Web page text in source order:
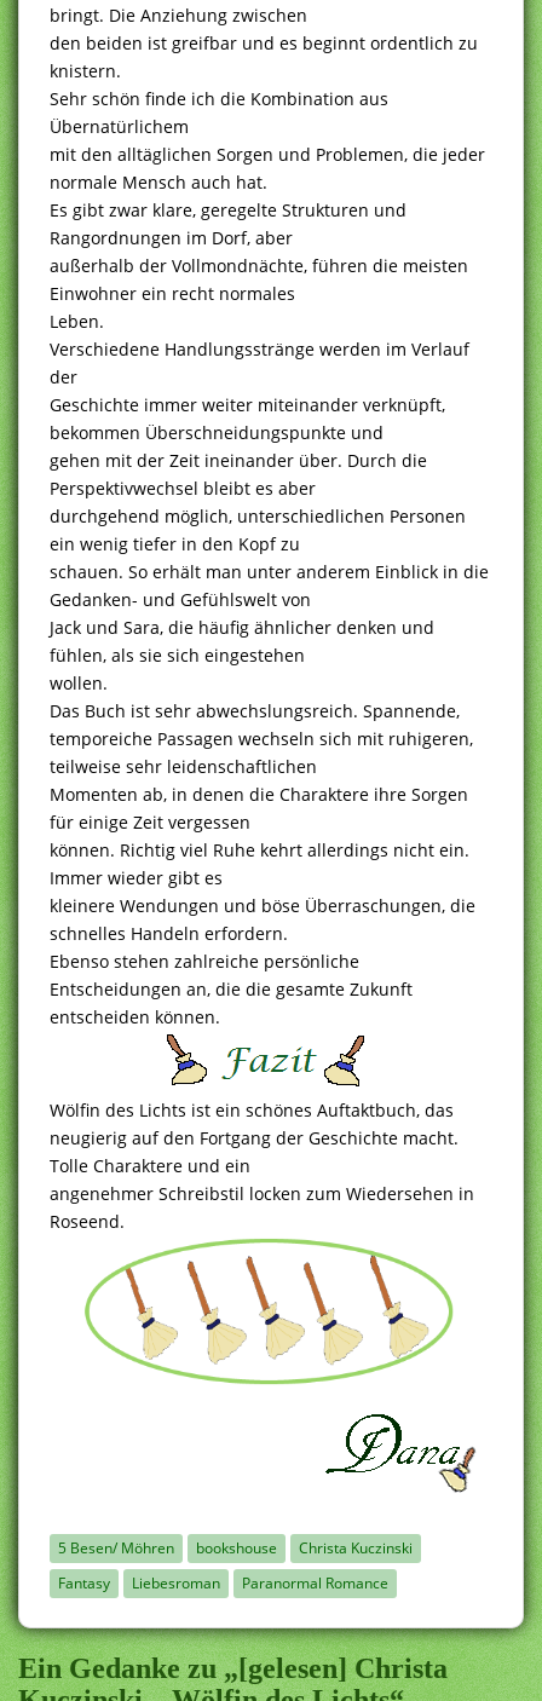
bringt. Die Anziehung zwischen
den beiden ist greifbar und es beginnt ordentlich zu
knistern.
Sehr schön finde ich die Kombination aus
Übernatürlichem
mit den alltäglichen Sorgen und Problemen, die jeder
normale Mensch auch hat.
Es gibt zwar klare, geregelte Strukturen und
Rangordnungen im Dorf, aber
außerhalb der Vollmondnächte, führen die meisten
Einwohner ein recht normales
Leben.
Verschiedene Handlungsstränge werden im Verlauf
der
Geschichte immer weiter miteinander verknüpft,
bekommen Überschneidungspunkte und
gehen mit der Zeit ineinander über. Durch die
Perspektivwechsel bleibt es aber
durchgehend möglich, unterschiedlichen Personen
ein wenig tiefer in den Kopf zu
schauen. So erhält man unter anderem Einblick in die
Gedanken- und Gefühlswelt von
Jack und Sara, die häufig ähnlicher denken und
fühlen, als sie sich eingestehen
wollen.
Das Buch ist sehr abwechslungsreich. Spannende,
temporeiche Passagen wechseln sich mit ruhigeren,
teilweise sehr leidenschaftlichen
Momenten ab, in denen die Charaktere ihre Sorgen
für einige Zeit vergessen
können. Richtig viel Ruhe kehrt allerdings nicht ein.
Immer wieder gibt es
kleinere Wendungen und böse Überraschungen, die
schnelles Handeln erfordern.
Ebenso stehen zahlreiche persönliche
Entscheidungen an, die die gesamte Zukunft
entscheiden können.
Wölfin des Lichts ist ein schönes Auftaktbuch, das
neugierig auf den Fortgang der Geschichte macht.
Tolle Charaktere und ein
angenehmer Schreibstil locken zum Wiedersehen in
Roseend.
5 Besen/ Möhren bookshouse
Christa Kuczinski
Fantasy
Liebesroman Paranormal Romance
Ein Gedanke zu „[gelesen] Christa